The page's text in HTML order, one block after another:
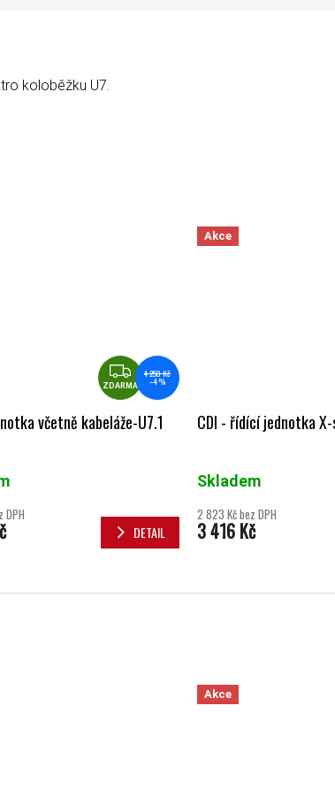
Akce
koloběžku U7.
ZDARMA
ZDARMA
4 250 Kč
–4 %
včetně kabeláže-U7.1
DPH
DETAIL
Akce
CDI - řídící jednotka
Skladem
2 823 Kč bez DPH
3 416 Kč